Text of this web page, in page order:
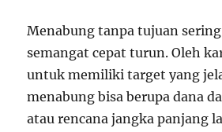
Menabung tanpa tujuan
semangat cepat turun. Oleh
untuk memiliki target yang
menabung bisa berupa dana
atau rencana jangka panjang